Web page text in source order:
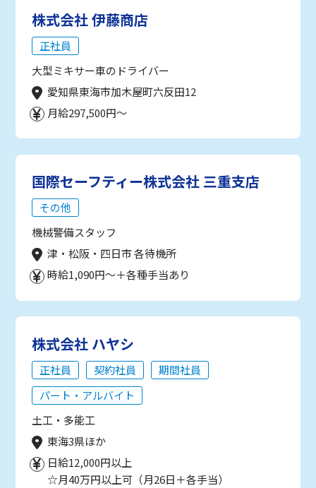
株式会社 伊藤商店
正社員
大型ミキサー車のドライバー
愛知県東海市加木屋町六反田12
月給297,500円～
国際セーフティー株式会社 三重支店
その他
機械警備スタッフ
津・松阪・四日市 各待機所
時給1,090円～＋各種手当あり
株式会社 ハヤシ
正社員 契約社員
期間社員
パート・アルバイト
土工・多能工
東海3県ほか
日給12,000円以上
☆月40万円以上可（月26日＋各手当）